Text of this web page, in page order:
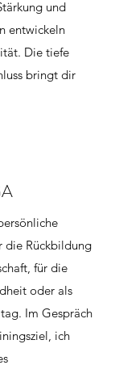
und
entwickeln
Die tiefe
bringt dir
die Rückbildung
für die
oder als
Im Gespräch
ich